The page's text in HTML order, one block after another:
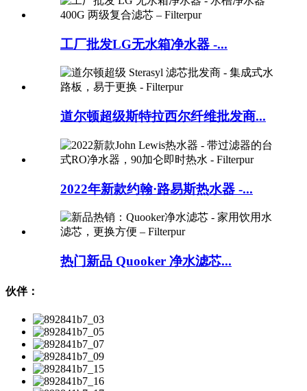
工厂批发LG无水箱净水器 -...
道尔顿超级斯特拉西尔纤维批发商...
2022年新款约翰·路易斯热水器 -...
热门新品 Quooker 净水滤芯...
伙伴：